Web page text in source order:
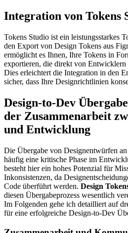
Integration von Tokens
Tokens Studio ist ein leistungsstarkes
den Export von Design Tokens aus
ermöglicht es Ihnen, Ihre Tokens in
exportieren, die direkt von Entwicklern
Dies erleichtert die Integration in den
sicher, dass Ihre Designrichtlinien
Design-to-Dev
der Zusammenarbeit
und Entwicklung
Die Übergabe von Designentwürfen
häufig eine kritische Phase im
besteht hier ein hohes Potenzial für
Inkonsistenzen, da
Code überführt werden. Design
diesen Übergabeprozess wesentlich
Im Folgenden gehe ich detailliert auf
für eine erfolgreiche Design-to-Dev